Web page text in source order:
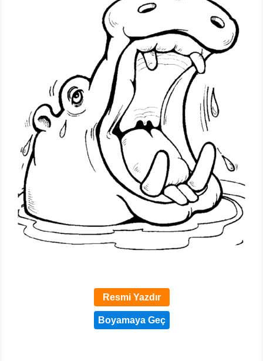
Resmi Yazdır